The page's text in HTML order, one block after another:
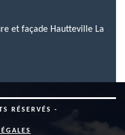
et façade Hautteville La
RÉSERVÉS -